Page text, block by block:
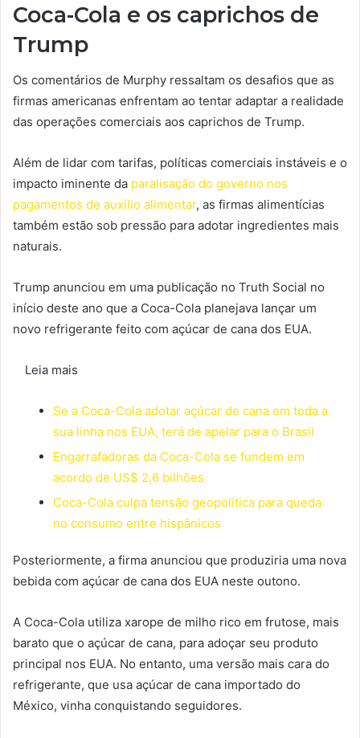
Coca-Cola e os caprichos de
Trump
Os comentários de Murphy ressaltam os desafios que as
firmas americanas enfrentam ao tentar adaptar a realidade
das operações comerciais aos caprichos de Trump.
Além de lidar com tarifas, políticas comerciais instáveis ​​e o
impacto iminente da paralisação do governo nos
pagamentos de auxílio alimentar, as firmas alimentícias
também estão sob pressão para adotar ingredientes mais
naturais.
Trump anunciou em uma publicação no Truth Social no
início deste ano que a Coca-Cola planejava lançar um
novo refrigerante feito com açúcar de cana dos EUA.
Leia mais
Se a Coca-Cola adotar açúcar de cana em toda a
sua linha nos EUA, terá de apelar para o Brasil
Engarrafadoras da Coca-Cola se fundem em
acordo de US$ 2,6 bilhões
Coca-Cola culpa tensão geopolítica para queda
no consumo entre hispânicos
Posteriormente, a firma anunciou que produziria uma nova
bebida com açúcar de cana dos EUA neste outono.
A Coca-Cola utiliza xarope de milho rico em frutose, mais
barato que o açúcar de cana, para adoçar seu produto
principal nos EUA. No entanto, uma versão mais cara do
refrigerante, que usa açúcar de cana importado do
México, vinha conquistando seguidores.